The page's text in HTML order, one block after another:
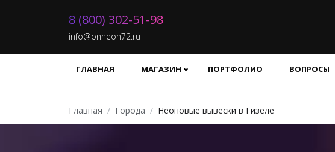
8 (800) 302-51-98
info@onneon72.ru
ГЛАВНАЯ МАГАЗИН ПОРТФОЛИО ВОПРОСЫ
Главная Города Неоновые вывески в Гизеле